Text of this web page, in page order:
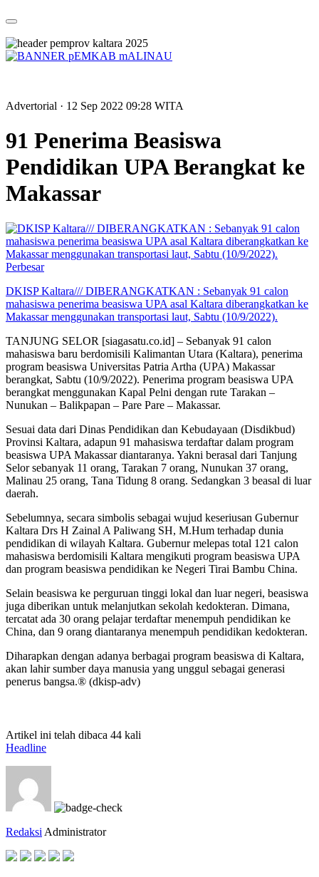
Advertorial · 12 Sep 2022 09:28 WITA
91 Penerima Beasiswa
Pendidikan UPA Berangkat ke
Makassar
Perbesar
DKISP Kaltara/// DIBERANGKATKAN : Sebanyak 91 calon
mahasiswa penerima beasiswa UPA asal Kaltara diberangkatkan ke
Makassar menggunakan transportasi laut, Sabtu (10/9/2022).
TANJUNG SELOR [siagasatu.co.id] – Sebanyak 91 calon
mahasiswa baru berdomisili Kalimantan Utara (Kaltara), penerima
program beasiswa Universitas Patria Artha (UPA) Makassar
berangkat, Sabtu (10/9/2022). Penerima program beasiswa UPA
berangkat menggunakan Kapal Pelni dengan rute Tarakan –
Nunukan – Balikpapan – Pare Pare – Makassar.
Sesuai data dari Dinas Pendidikan dan Kebudayaan (Disdikbud)
Provinsi Kaltara, adapun 91 mahasiswa terdaftar dalam program
beasiswa UPA Makassar diantaranya. Yakni berasal dari Tanjung
Selor sebanyak 11 orang, Tarakan 7 orang, Nunukan 37 orang,
Malinau 25 orang, Tana Tidung 8 orang. Sedangkan 3 beasal di luar
daerah.
Sebelumnya, secara simbolis sebagai wujud keseriusan Gubernur
Kaltara Drs H Zainal A Paliwang SH, M.Hum terhadap dunia
pendidikan di wilayah Kaltara. Gubernur melepas total 121 calon
mahasiswa berdomisili Kaltara mengikuti program beasiswa UPA
dan program beasiswa pendidikan ke Negeri Tirai Bambu China.
Selain beasiswa ke perguruan tinggi lokal dan luar negeri, beasiswa
juga diberikan untuk melanjutkan sekolah kedokteran. Dimana,
tercatat ada 30 orang pelajar terdaftar menempuh pendidikan ke
China, dan 9 orang diantaranya menempuh pendidikan kedokteran.
Diharapkan dengan adanya berbagai program beasiswa di Kaltara,
akan lahir sumber daya manusia yang unggul sebagai generasi
penerus bangsa.® (dkisp-adv)
Artikel ini telah dibaca 44 kali
Headline
Redaksi Administrator